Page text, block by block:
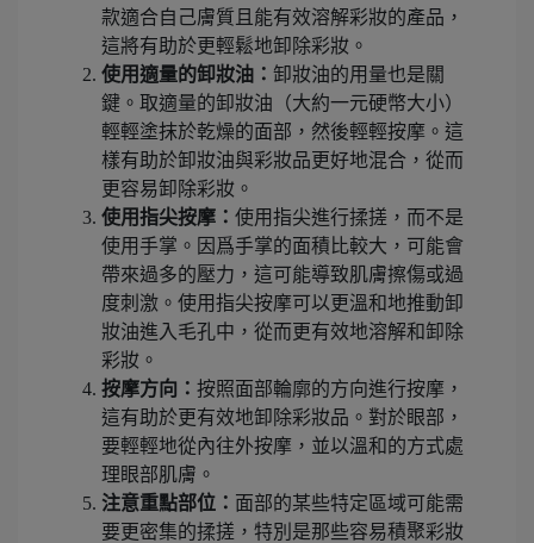
款適合自己膚質且能有效溶解彩妝的產品，
這將有助於更輕鬆地卸除彩妝。
使用適量的卸妝油： 卸妝油的用量也是關
鍵。取適量的卸妝油（大約一元硬幣大小）
輕輕塗抹於乾燥的面部，然後輕輕按摩。這
樣有助於卸妝油與彩妝品更好地混合，從而
更容易卸除彩妝。
使用指尖按摩： 使用指尖進行揉搓，而不是
使用手掌。因爲手掌的面積比較大，可能會
帶來過多的壓力，這可能導致肌膚擦傷或過
度刺激。使用指尖按摩可以更溫和地推動卸
妝油進入毛孔中，從而更有效地溶解和卸除
彩妝。
按摩方向： 按照面部輪廓的方向進行按摩，
這有助於更有效地卸除彩妝品。對於眼部，
要輕輕地從內往外按摩，並以溫和的方式處
理眼部肌膚。
注意重點部位： 面部的某些特定區域可能需
要更密集的揉搓，特別是那些容易積聚彩妝